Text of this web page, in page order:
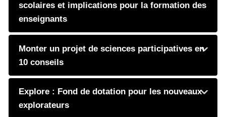
scolaires et implications pour la formation des
enseignants
Monter un projet de sciences participatives en
10 conseils
Explore : Fond de dotation pour les nouveaux
explorateurs